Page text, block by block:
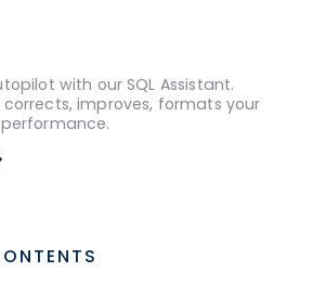
with our SQL Assistant.
corrects, improves, formats your